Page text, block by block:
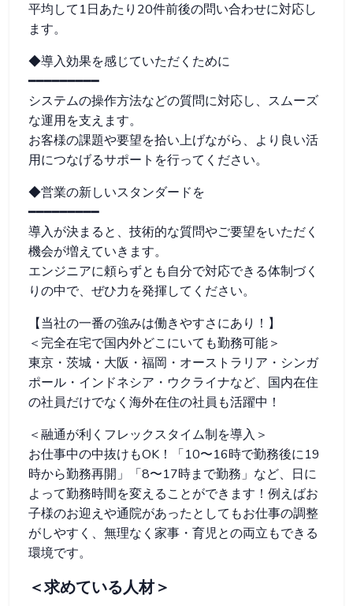
平均して1日あたり20件前後の問い合わせに対応し
ます。
◆導入効果を感じていただくために
━━━━━━━━━
システムの操作方法などの質問に対応し、スムーズ
な運用を支えます。
お客様の課題や要望を拾い上げながら、より良い活
用につなげるサポートを行ってください。
◆営業の新しいスタンダードを
━━━━━━━━━
導入が決まると、技術的な質問やご要望をいただく
機会が増えていきます。
エンジニアに頼らずとも自分で対応できる体制づく
りの中で、ぜひ力を発揮してください。
【当社の一番の強みは働きやすさにあり！】
＜完全在宅で国内外どこにいても勤務可能＞
東京・茨城・大阪・福岡・オーストラリア・シンガ
ポール・インドネシア・ウクライナなど、国内在住
の社員だけでなく海外在住の社員も活躍中！
＜融通が利くフレックスタイム制を導入＞
お仕事中の中抜けもOK！「10〜16時で勤務後に19
時から勤務再開」「8〜17時まで勤務」など、日に
よって勤務時間を変えることができます！例えばお
子様のお迎えや通院があったとしてもお仕事の調整
がしやすく、無理なく家事・育児との両立もできる
環境です。
＜求めている人材＞